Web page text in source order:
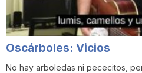
Oscárboles: Vicios
No hay arboledas ni pececitos,